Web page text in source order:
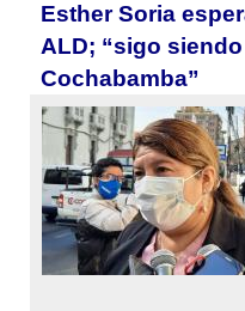
Esther Soria
ALD; “sigo
Cochabamba”